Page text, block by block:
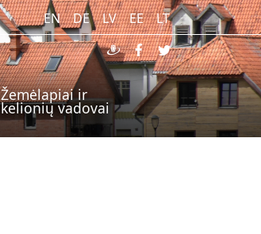
EN DE LV EE
LT
Žemėlapiai ir
kelionių vadovai